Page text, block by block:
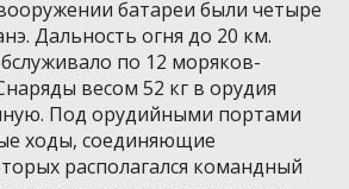
батареи были четыре
Дальность огня до 20 км.
по 12 моряков-
весом 52 кг в орудия
Под орудийными портами
ходы, соединяющие
располагался командный